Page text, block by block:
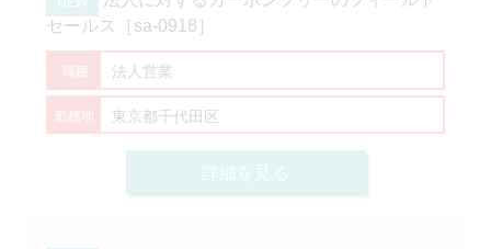
セールス［sa-0918］
法人営業
東京都千代田区
詳細を見る